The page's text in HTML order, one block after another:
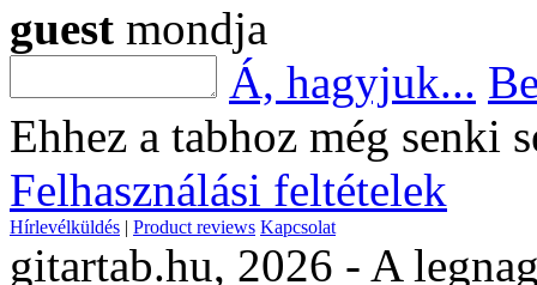
guest mondja
Á, hagyjuk...
Ehhez a tabhoz még senki
Felhasználási feltételek
Hírlevélküldés | Product reviews Kapcsolat
gitartab.hu, 2026 - A